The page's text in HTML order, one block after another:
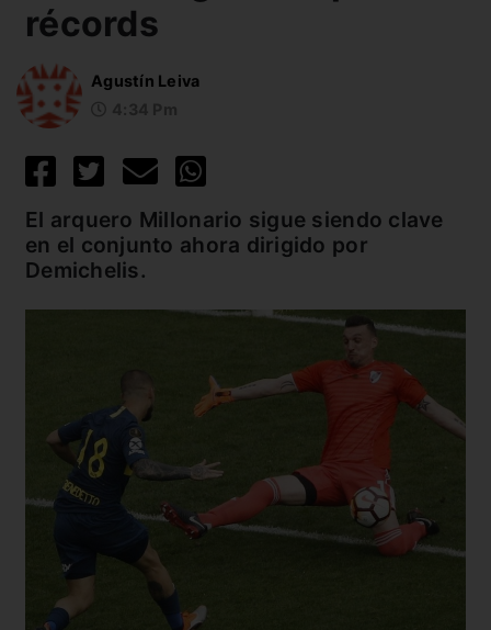
récords
Agustín Leiva
El arquero Millonario sigue siendo clave
en el conjunto ahora dirigido por
Demichelis.